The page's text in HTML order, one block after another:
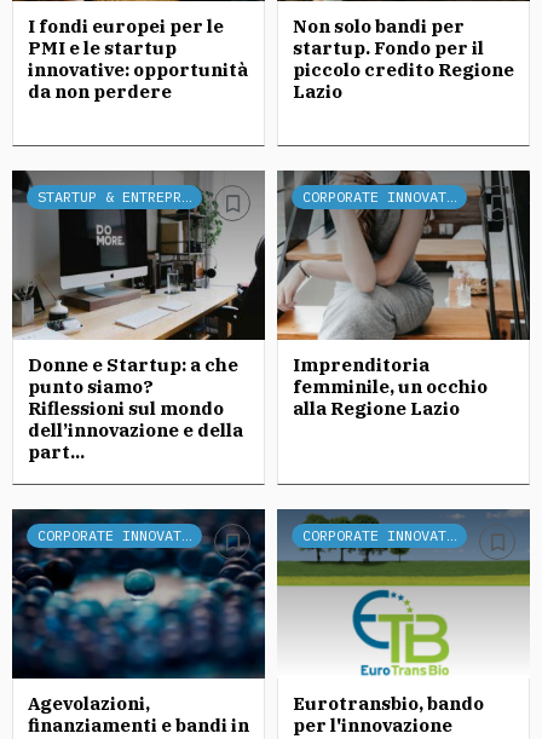
I fondi europei per le
PMI e le startup
innovative: opportunità
da non perdere
Non solo bandi per
startup. Fondo per il
piccolo credito Regione
Lazio
STARTUP & ENTREPRENEURSHIP
Donne e Startup: a che
punto siamo?
Riflessioni sul mondo
dell’innovazione e della
part...
CORPORATE INNOVATION
Imprenditoria
femminile, un occhio
alla Regione Lazio
CORPORATE INNOVATION
Agevolazioni,
finanziamenti e bandi in
CORPORATE INNOVATION
Eurotransbio, bando
per l'innovazione